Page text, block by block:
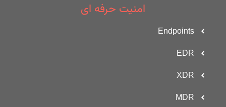
امنیت حرفه ای
Endpoints
EDR
XDR
MDR